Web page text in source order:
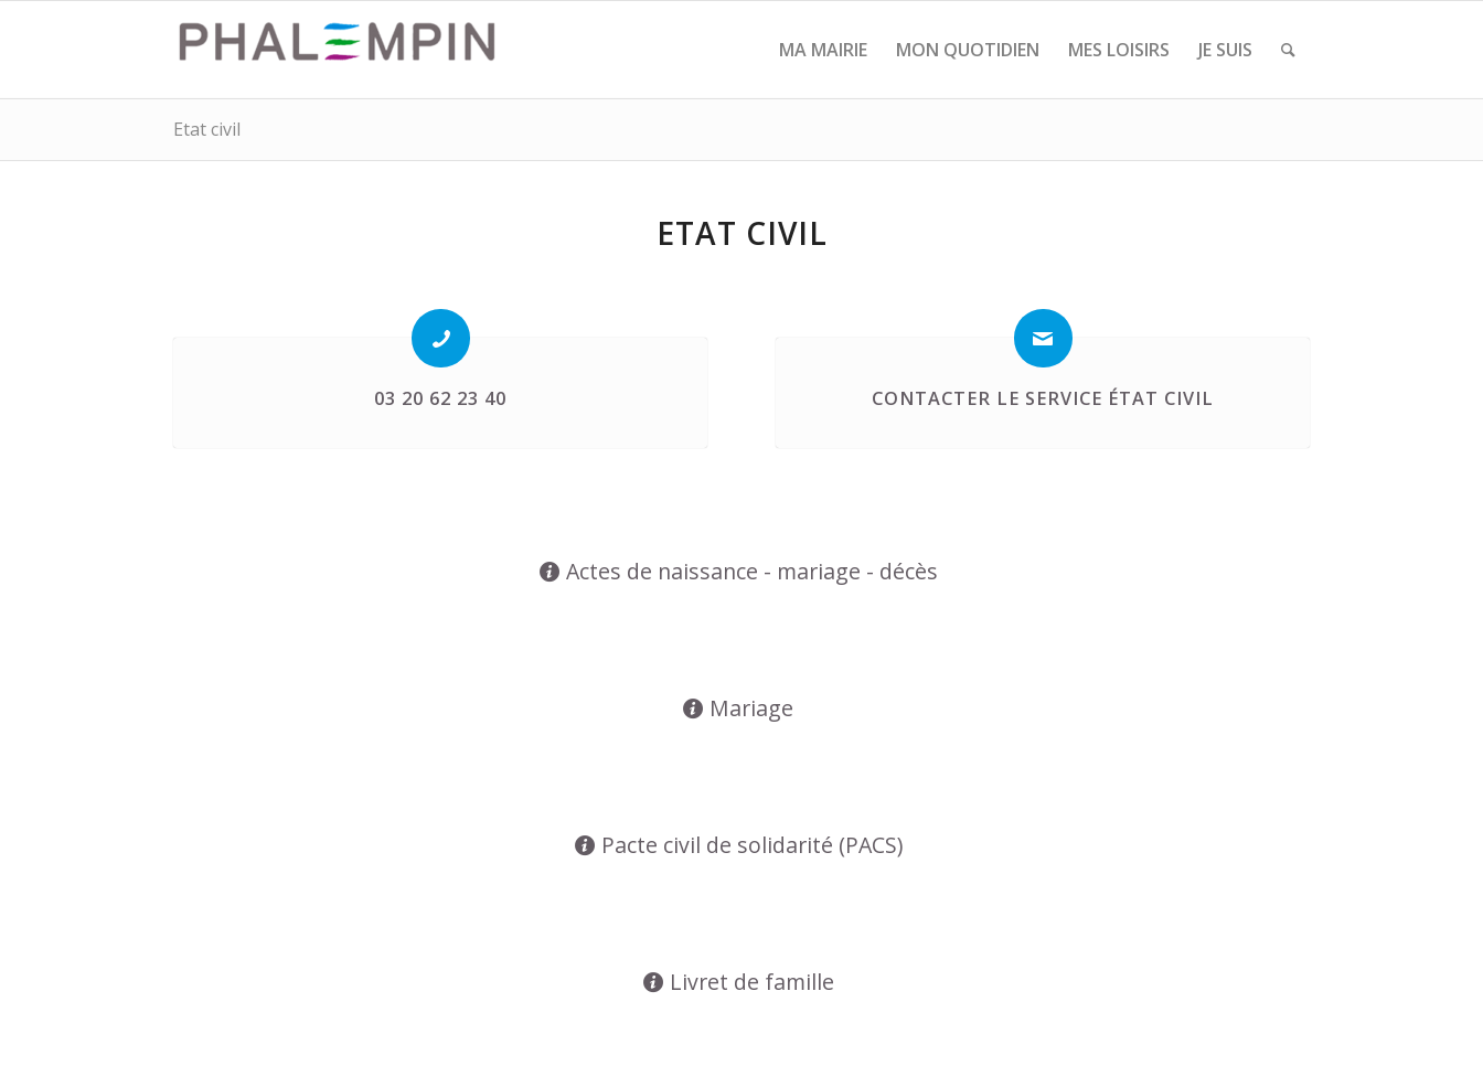
MA MAIRIE MON QUOTIDIEN MES LOISIRS JE SUIS
Etat civil
ETAT CIVIL
03 20 62 23 40 CONTACTER LE SERVICE ÉTAT CIVIL
Actes de naissance - mariage - décès
Mariage
Pacte civil de solidarité (PACS)
Livret de famille